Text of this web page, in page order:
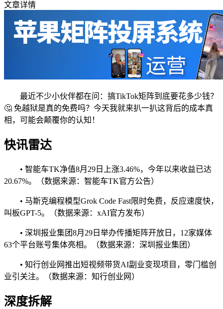
文章详情
最近不少小伙伴都在问：搞TikTok矩阵到底要花多少钱？
🤔 免越狱是真的免费吗？今天我就来扒一扒这背后的成本真
相，可能会颠覆你的认知！
快讯雷达
• 智能车TK净值8月29日上涨3.46%，今年以来收益已达
20.67%。（数据来源：智能车TK官方公告）
• 马斯克编程模型Grok Code Fast限时免费，反应速度快，
叫板GPT-5。（数据来源：xAI官方发布）
• 深圳报业集团8月29日举办传播矩阵开放日，12家媒体
63个平台账号集体亮相。（数据来源：深圳报业集团）
• 知行创业网推出短视频带货AI副业变现项目，零门槛创
业引关注。（数据来源：知行创业网）
深度拆解